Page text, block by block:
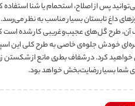
پس از اصلاح، استحمام یا شنا
داغ تابستان بسیار مناسب به نظر
طرح گل‌های عجیب‌وغریبی کار شده است
خودش جلوه‌ی خاصی به طرح کلی این
کرد. در شفاف بطری مانع از شکستن
شما بسیار رضایت‌بخش خواهد بود.